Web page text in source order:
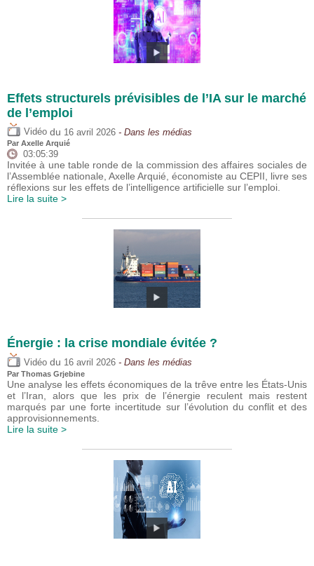
Effets structurels prévisibles de l’IA sur le marché
de l’emploi
Vidéo du 16 avril 2026 - Dans les médias
Par Axelle Arquié
03:05:39
Invitée à une table ronde de la commission des affaires sociales de
l’Assemblée nationale, Axelle Arquié, économiste au CEPII, livre ses
réflexions sur les effets de l’intelligence artificielle sur l’emploi.
Lire la suite >
Énergie : la crise mondiale évitée ?
Vidéo du 16 avril 2026 - Dans les médias
Par Thomas Grjebine
Une analyse les effets économiques de la trêve entre les États-Unis
et l’Iran, alors que les prix de l’énergie reculent mais restent
marqués par une forte incertitude sur l’évolution du conflit et des
approvisionnements.
Lire la suite >